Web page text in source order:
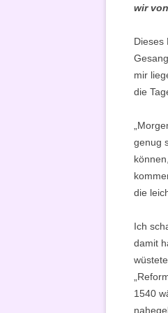
wir
Dieses
mir
die
genug
die
Ich
damit
1540